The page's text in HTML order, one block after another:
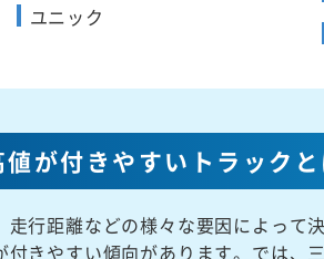
ユニック
が付きやすいトラックと
走行距離などの様々な要因によっ
きやすい傾向があります。では